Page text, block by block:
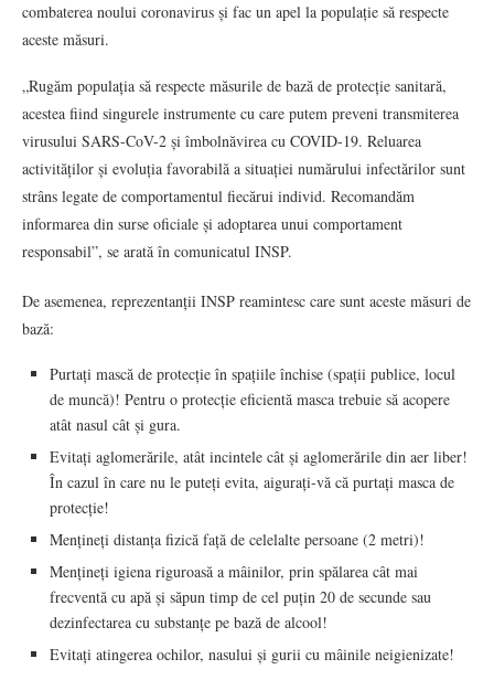
combaterea noului coronavirus și fac un apel la populație să respecte
aceste măsuri.
„Rugăm populația să respecte măsurile de bază de protecție sanitară,
acestea fiind singurele instrumente cu care putem preveni transmiterea
virusului SARS-CoV-2 și îmbolnăvirea cu COVID-19. Reluarea
activităților și evoluția favorabilă a situației numărului infectărilor sunt
strâns legate de comportamentul fiecărui individ. Recomandăm
informarea din surse oficiale și adoptarea unui comportament
responsabil”, se arată în comunicatul INSP.
De asemenea, reprezentanții INSP reamintesc care sunt aceste măsuri de
bază:
Purtați mască de protecție în spațiile închise (spații publice, locul
de muncă)! Pentru o protecție eficientă masca trebuie să acopere
atât nasul cât și gura.
Evitați aglomerările, atât incintele cât și aglomerările din aer liber!
În cazul în care nu le puteți evita, aigurați-vă că purtați masca de
protecție!
Mențineți distanța fizică față de celelalte persoane (2 metri)!
Mențineți igiena riguroasă a mâinilor, prin spălarea cât mai
frecventă cu apă și săpun timp de cel puțin 20 de secunde sau
dezinfectarea cu substanțe pe bază de alcool!
Evitați atingerea ochilor, nasului și gurii cu mâinile neigienizate!